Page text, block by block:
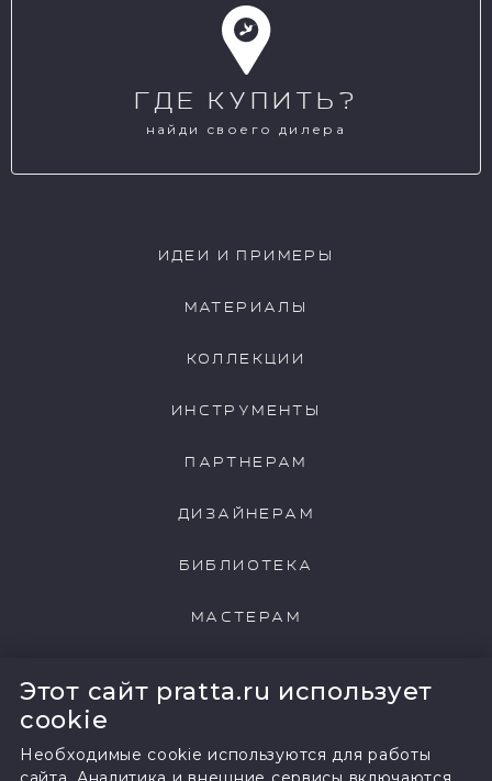
Этот сайт pratta.ru использует
cookie
Необходимые cookie используются для работы
ГДЕ КУПИТЬ?
найди своего дилера
ИДЕИ И ПРИМЕРЫ
МАТЕРИАЛЫ
КОЛЛЕКЦИИ
ИНСТРУМЕНТЫ
ПАРТНЕРАМ
ДИЗАЙНЕРАМ
БИБЛИОТЕКА
МАСТЕРАМ